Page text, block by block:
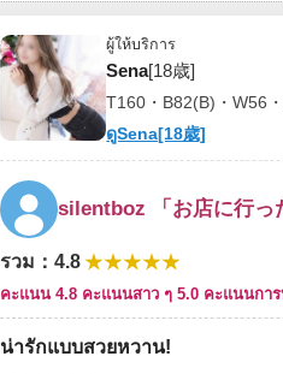
ผู้ให้บริการ
Sena[18歳]
T160・B82(B)・W56
ดูSena[18歳]
silentboz 「お店に行っ
รวม ：4.8★★★★★
คะแนน 4.8 คะแนนสาว ๆ 5.0 คะแนนกา
น่ารักแบบสวยหวาน!